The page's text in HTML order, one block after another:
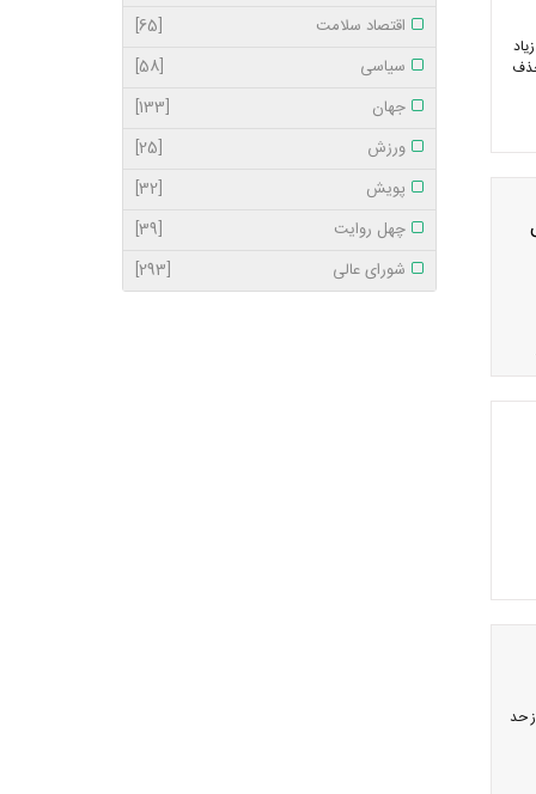
حد
اقتصاد سلامت
[65]
سیاسی
[58]
جهان
[133]
ورزش
[25]
پویش
[32]
چهل روایت
[39]
شورای عالی
[293]